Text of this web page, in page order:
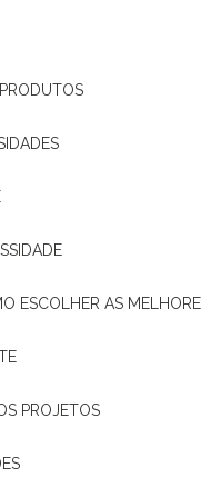
ESCOLHER AS
PROJETOS